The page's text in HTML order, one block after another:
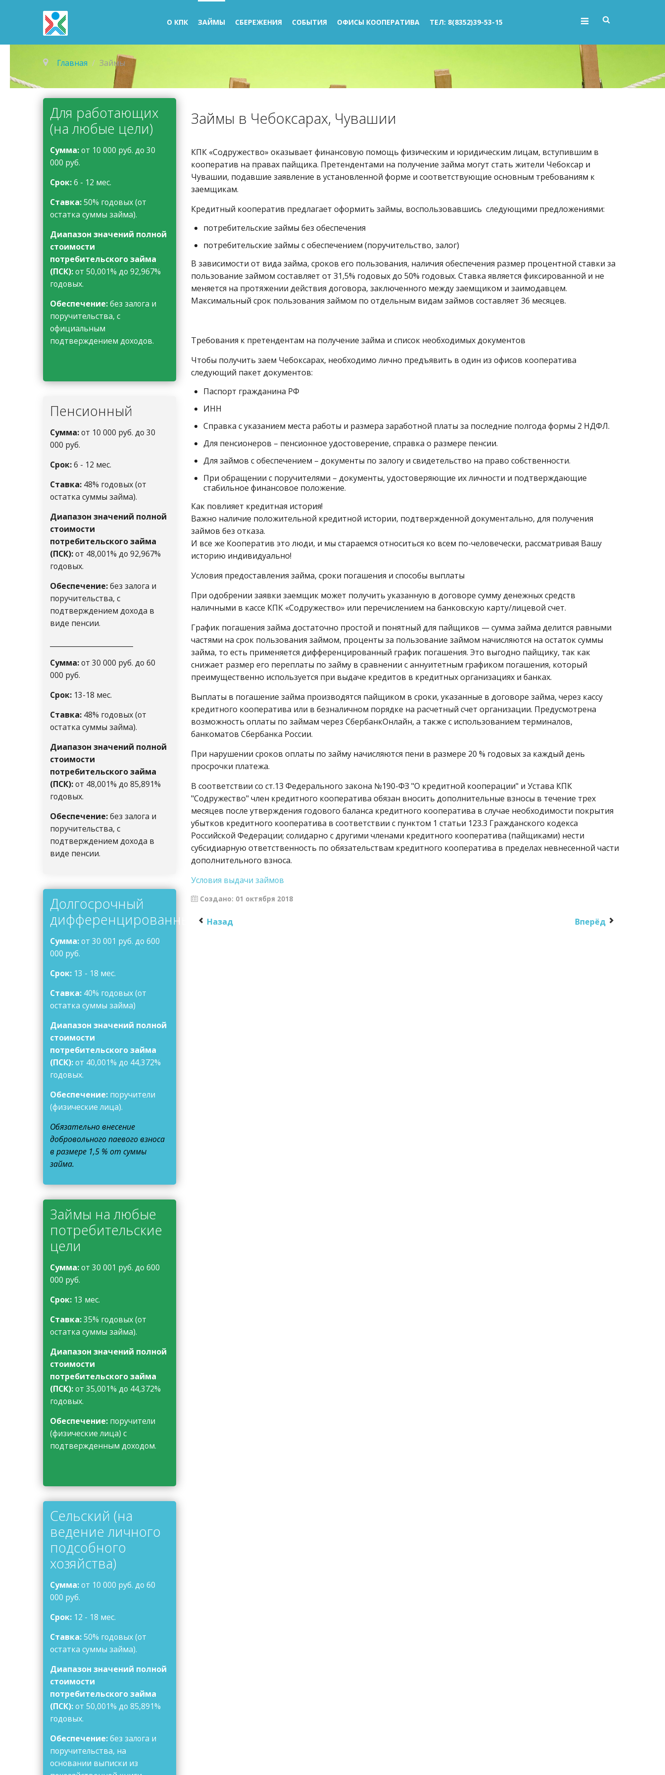
О КПК ЗАЙМЫ СБЕРЕЖЕНИЯ СОБЫТИЯ ОФИСЫ КООПЕРАТИВА ТЕЛ: 8(8352)39-53-15
Главная / Займы
Для работающих
(на любые цели)
Сумма:от 10 000 руб. до 30
000 руб.
Срок:6 - 12 мес.
Ставка:50% годовых (от
остатка суммы займа).
Диапазон значений полной
стоимости
потребительского займа
(ПСК):от 50,001% до 92,967%
годовых.
Обеспечение:без залога и
поручительства, с
официальным
подтверждением доходов.
Пенсионный
Сумма:от 10 000 руб. до 30
000 руб.
Срок:6 - 12 мес.
Ставка: 48% годовых (от
остатка суммы займа).
Диапазон значений полной
стоимости
потребительского займа
(ПСК):от 48,001% до 92,967%
годовых.
Обеспечение:без залога и
поручительства, с
подтверждением дохода в
виде пенсии.
Сумма:от 30 000 руб. до 60
000 руб.
Срок: 13-18 мес.
Ставка: 48% годовых (от
остатка суммы займа).
Диапазон значений полной
стоимости
потребительского займа
(ПСК):от 48,001% до 85,891%
годовых.
Обеспечение:без залога и
поручительства, с
подтверждением дохода в
виде пенсии.
Долгосрочный
дифференцированный
Сумма:от 30 001 руб. до 600
000 руб.
Срок: 13 - 18 мес.
Ставка: 40% годовых (от
остатка суммы займа)
Диапазон значений полной
стоимости
потребительского займа
(ПСК):от 40,001% до 44,372%
годовых.
Обеспечение: поручители
(физические лица).
Обязательно внесение
добровольного паевого взноса
в размере 1,5 % от суммы
займа.
Займы на любые
потребительские
цели
Сумма:от 30 001 руб. до 600
000 руб.
Срок: 13 мес.
Ставка:35% годовых (от
остатка суммы займа).
Диапазон значений полной
стоимости
потребительского займа
(ПСК):от 35,001% до 44,372%
годовых.
Обеспечение: поручители
(физические лица) с
подтвержденным доходом.
Сельский (на
ведение личного
подсобного
хозяйства)
Сумма:от 10 000 руб. до 60
000 руб.
Срок: 12 - 18 мес.
Ставка:50% годовых (от
остатка суммы займа).
Диапазон значений полной
стоимости
потребительского займа
(ПСК):от 50,001% до 85,891%
годовых.
Обеспечение:без залога и
поручительства, на
основании выписки из
Займы в Чебоксарах, Чувашии
КПК «Содружество» оказывает финансовую помощьфизическим и юридическимлицам, вступившим в
кооператив на правах пайщика. Претендентами на получение займа могут стать жители Чебоксар и
Чувашии, подавшие заявление в установленной форме и соответствующие основным требованиям к
заемщикам.
Кредитный кооператив предлагает оформить займы, воспользовавшись следующими предложениями:
потребительские займы без обеспечения
потребительские займы с обеспечением (поручительство, залог)
В зависимости от вида займа, сроков его пользования, наличия обеспечения размер процентной ставки за
пользование займом составляет от 31,5% годовых до 50% годовых. Ставка является фиксированной и не
меняется на протяжении действия договора, заключенного между заемщиком и заимодавцем.
Максимальный срок пользования займом по отдельным видам займов составляет 36 месяцев.
Требования к претендентам на получение займа и список необходимых документов
Чтобы получить заем Чебоксарах, необходимо лично предъявить в один из офисов кооператива
следующий пакет документов:
Паспорт гражданина РФ
ИНН
Справка с указанием места работы и размера заработной платы за последние полгода формы 2 НДФЛ.
Для пенсионеров – пенсионное удостоверение, справка о размере пенсии.
Для займов с обеспечением – документы по залогу и свидетельство на право собственности.
При обращении с поручителями – документы, удостоверяющие их личности и подтверждающие
стабильное финансовое положение.
Как повлияет кредитная история!
Важно наличие положительной кредитной истории, подтвержденной документально, для получения
займов без отказа.
И все же Кооператив это люди, и мы стараемся относиться ко всем по-человечески, рассматривая Вашу
историю индивидуально!
Условия предоставления займа, сроки погашения и способы выплаты
При одобрении заявки заемщик может получить указанную в договоре сумму денежных средств
наличными в кассе КПК «Содружество» или перечислением на банковскую карту/лицевой счет.
График погашения займа достаточно простой и понятный для пайщиков — сумма займа делится равными
частями на срок пользования займом, проценты за пользование займом начисляются на остаток суммы
займа, то есть применяется дифференцированный график погашения. Это выгодно пайщику, так как
снижает размер его переплаты по займу в сравнении с аннуитетным графиком погашения, который
преимущественно используется при выдаче кредитов в кредитных организациях и банках.
Выплаты в погашение займа производятся пайщиком в сроки, указанные в договоре займа, через кассу
кредитного кооператива или в безналичном порядке на расчетный счет организации. Предусмотрена
возможность оплаты по займам через СбербанкОнлайн, а также с использованием терминалов,
банкоматов Сбербанка России.
При нарушении сроков оплаты по займу начисляются пени в размере 20 % годовых за каждый день
просрочки платежа.
В соответствии со ст.13 Федерального закона №190-ФЗ "О кредитной кооперации" и Устава КПК
"Содружество" член кредитного кооператива обязан вносить дополнительные взносы в течение трех
месяцев после утверждения годового баланса кредитного кооператива в случае необходимости покрытия
убытков кредитного кооператива в соответствии с пунктом 1 статьи 123.3 Гражданского кодекса
Российской Федерации; солидарно с другими членами кредитного кооператива (пайщиками) нести
субсидиарную ответственность по обязательствам кредитного кооператива в пределах невнесенной части
дополнительного взноса.
Условия выдачи займов
Создано: 01 октября 2018
Назад Вперёд